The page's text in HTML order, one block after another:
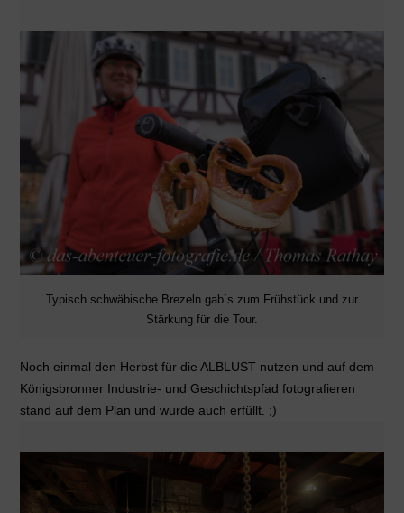
Typisch schwäbische Brezeln gab´s zum Frühstück und zur
Stärkung für die Tour.
Noch einmal den Herbst für die ALBLUST nutzen und auf dem
Königsbronner Industrie- und Geschichtspfad fotografieren
stand auf dem Plan und wurde auch erfüllt. ;)